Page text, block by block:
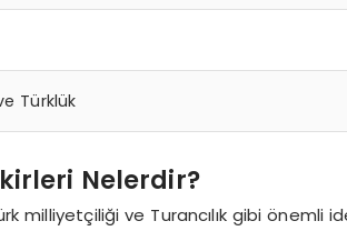
Türklük
Nelerdir?
milliyetçiliği ve Turancılık gibi önemli